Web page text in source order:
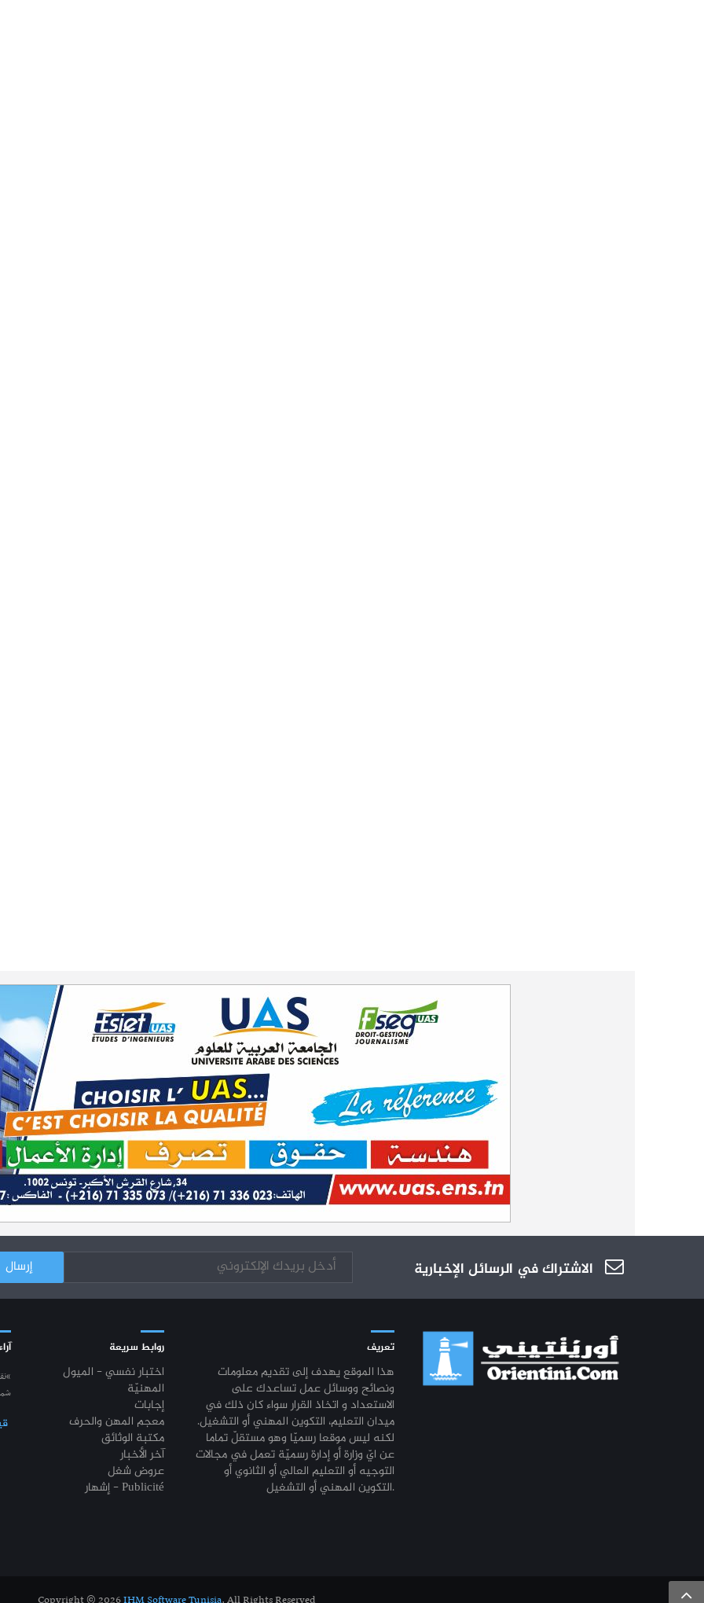
الاشتراك في الرسائل الإخبارية
تعريف
هذا الموقع يهدف إلى تقديم معلومات
ونصائح ووسائل عمل تساعدك على
الاستعداد و اتخاذ القرار سواء كان ذلك في
ميدان التعليم، التكوين المهني أو التشغيل.
لكنه ليس موقعا رسميّا وهو مستقلّ تماما
عن ايّ وزارة أو إدارة رسميّة تعمل في مجالات
التوجيه أو التعليم العالي أو الثانوي أو
التكوين المهني أو التشغيل.
روابط سريعة
اختبار نفسي - الميول
المهنيّة
إجابات
معجم المهن والحرف
مكتبة الوثائق
آخر الأخبار
عروض شغل
إشهار - Publicité